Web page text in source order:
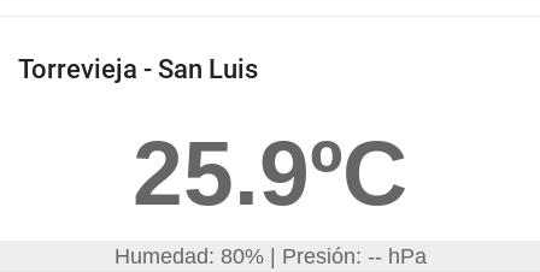
Torrevieja - San Luis
25.9ºC
Humedad: 80% | Presión: -- hPa